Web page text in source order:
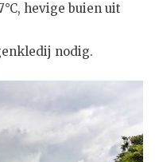
hevige buien uit
nodig.